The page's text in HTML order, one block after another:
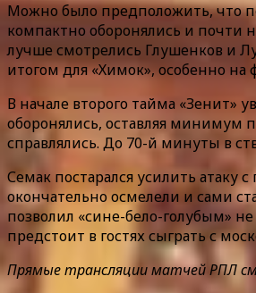
Можно было предположить, что
компактно оборонялись и почти
лучше смотрелись Глушенков и
итогом для «Химок», особенно на
В начале второго тайма
оборонялись, оставляя минимум
справлялись. До 70-й минуты в
Семак постарался усилить атаку
окончательно осмелели и сами
позволил «сине-бело-голубым»
предстоит в гостях сыграть с
Прямые трансляции матчей РПЛ